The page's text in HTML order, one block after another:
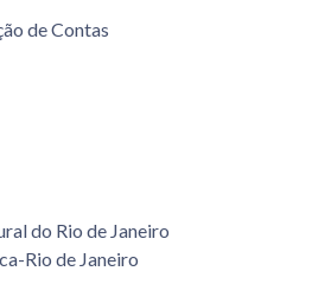
de Contas
do Rio de Janeiro
Rio de Janeiro